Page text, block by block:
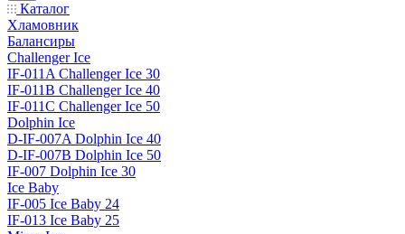
Каталог
Хламовник
Балансиры
Challenger Ice
IF-011A Challenger Ice 30
IF-011B Challenger Ice 40
IF-011C Challenger Ice 50
Dolphin Ice
D-IF-007A Dolphin Ice 40
D-IF-007B Dolphin Ice 50
IF-007 Dolphin Ice 30
Ice Baby
IF-005 Ice Baby 24
IF-013 Ice Baby 25